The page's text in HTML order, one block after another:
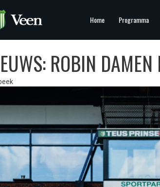
Home Programma
ROBIN